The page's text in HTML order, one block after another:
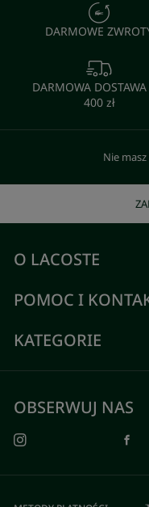
DARMOWE
DARMOWA
400 zł
Nie
O LACOSTE
POMOC I
KATEGORIE
OBSERWUJ NAS